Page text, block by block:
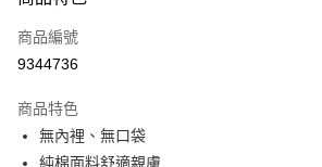
萊爾富取貨付款
付款後萊爾富取貨
每筆NT$60，滿NT$1,000(含以上)免運費
商品編號
9344736
商品特色
無內裡、無口袋
純棉面料舒適親膚